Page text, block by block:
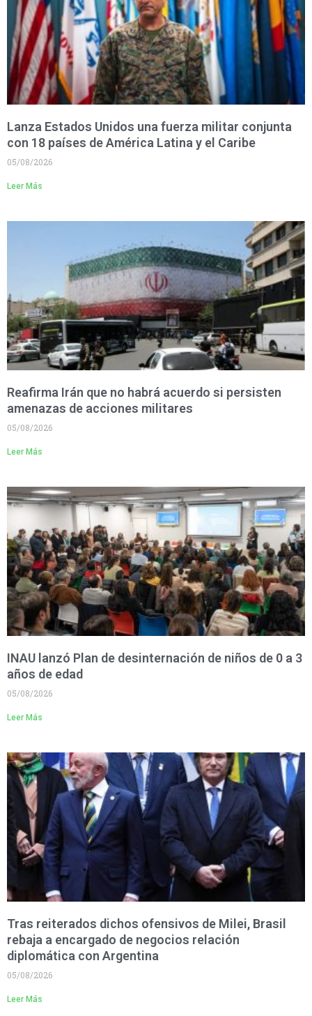
Lanza Estados Unidos una fuerza militar conjunta
con 18 países de América Latina y el Caribe
05/08/2026
Leer Más
Reafirma Irán que no habrá acuerdo si persisten
amenazas de acciones militares
05/08/2026
Leer Más
INAU lanzó Plan de desinternación de niños de 0 a 3
años de edad
05/08/2026
Leer Más
Tras reiterados dichos ofensivos de Milei, Brasil
rebaja a encargado de negocios relación
diplomática con Argentina
05/08/2026
Leer Más